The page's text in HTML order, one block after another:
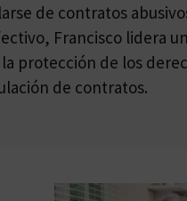
de contratos
Francisco lidera
protección de los
de contratos.